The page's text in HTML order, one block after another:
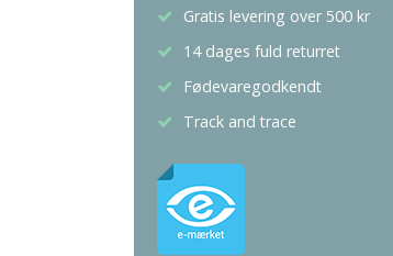
Gratis levering over 500 kr
14 dages fuld returret
Fødevaregodkendt
Track and trace